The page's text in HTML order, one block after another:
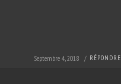
Septembre 4, 2018 / RÉPONDRE